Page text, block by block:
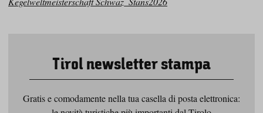
Tirol newsletter stampa
Gratis e comodamente nella tua casella di posta elettronica: